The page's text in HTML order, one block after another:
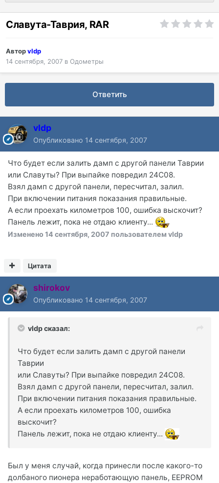
Славута-Таврия, RAR
Авторvldp
14 сентября, 2007 в Одометры
Ответить
vldp
Опубликовано 14 сентября, 2007
Что будет если залить дамп с другой панели Таврии
или Славуты? При выпайке повредил 24С08.
Взял дамп с другой панели, пересчитал, залил.
При включении питания показания правильные.
А если проехать километров 100, ошибка выскочит?
Панель лежит, пока не отдаю клиенту...
Изменено 14 сентября, 2007 пользователем vldp
Цитата
shirokov
Опубликовано 14 сентября, 2007
vldp сказал:
Что будет если залить дамп с другой панели
Таврии
или Славуты? При выпайке повредил 24С08.
Взял дамп с другой панели, пересчитал, залил.
При включении питания показания правильные.
А если проехать километров 100, ошибка
выскочит?
Панель лежит, пока не отдаю клиенту...
Был у меня случай, когда принесли после какого-то
долбаного пионера неработающую панель, EEPROM